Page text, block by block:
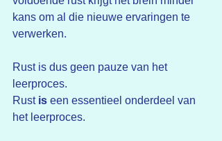
kans om al die nieuwe ervaringen te
verwerken.
Rust is dus geen pauze van het
leerproces.
Rust is een essentieel onderdeel van
het leerproces.